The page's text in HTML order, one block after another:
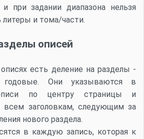
и при задании диапазона нельзя
литеры и тома/части.
описей
есть деление на разделы -
Они указываются в
по центру страницы и
всем заголовкам, следующим за
нового раздела.
в каждую запись, которая к